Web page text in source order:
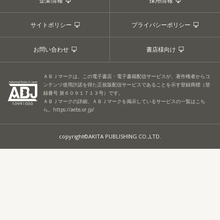
サイトポリシー プライバシーポリシー
お問い合わせ 書店様向け
ＡＢＪマークは、この電子書店・電子書籍配信サービスが、著作権者からコ
ンテンツ使用許諾を得た正規版配信サービスであることを示す登録商標（登
録番号 第６０９１７１３号）です。
ＡＢＪマークの詳細、ＡＢＪマークを掲示しているサービスの一覧はこち
ら。 https://aebs.or.jp/
copyright©AKITA PUBLISHING CO.,LTD.